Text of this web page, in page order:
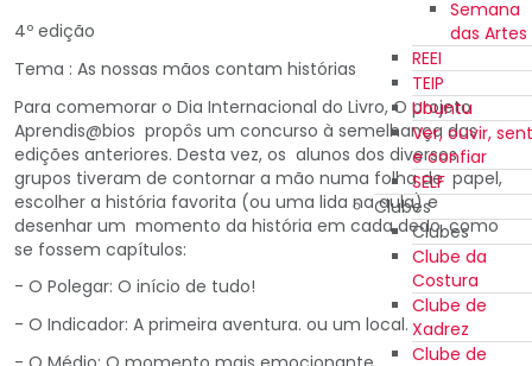
Semana
das Artes
REEI
TEIP
Ubuntu
Ver, ouvir,
e confiar
SELF
Clubes
Clubes
Clube da
Costura
Clube de
Xadrez
Clube de
4º edição
Tema : As nossas mãos contam histórias
Para comemorar o Dia Internacional do Livro, O projeto
Aprendis@bios propôs um concurso à semelhança das
edições anteriores. Desta vez, os alunos dos diversos
grupos tiveram de contornar a mão numa folha de papel,
escolher a história favorita (ou uma lida na aula) e
desenhar um momento da história em cada dedo, como
se fossem capítulos:
- O Polegar: O início de tudo!
- O Indicador: A primeira aventura. ou um local.